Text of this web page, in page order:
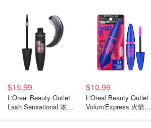
$15.99
L'Oreal Beauty Outlet
Lash Sensational 浓密
$10.99
L'Oreal Beauty Outlet
Volum'Express 火箭浓